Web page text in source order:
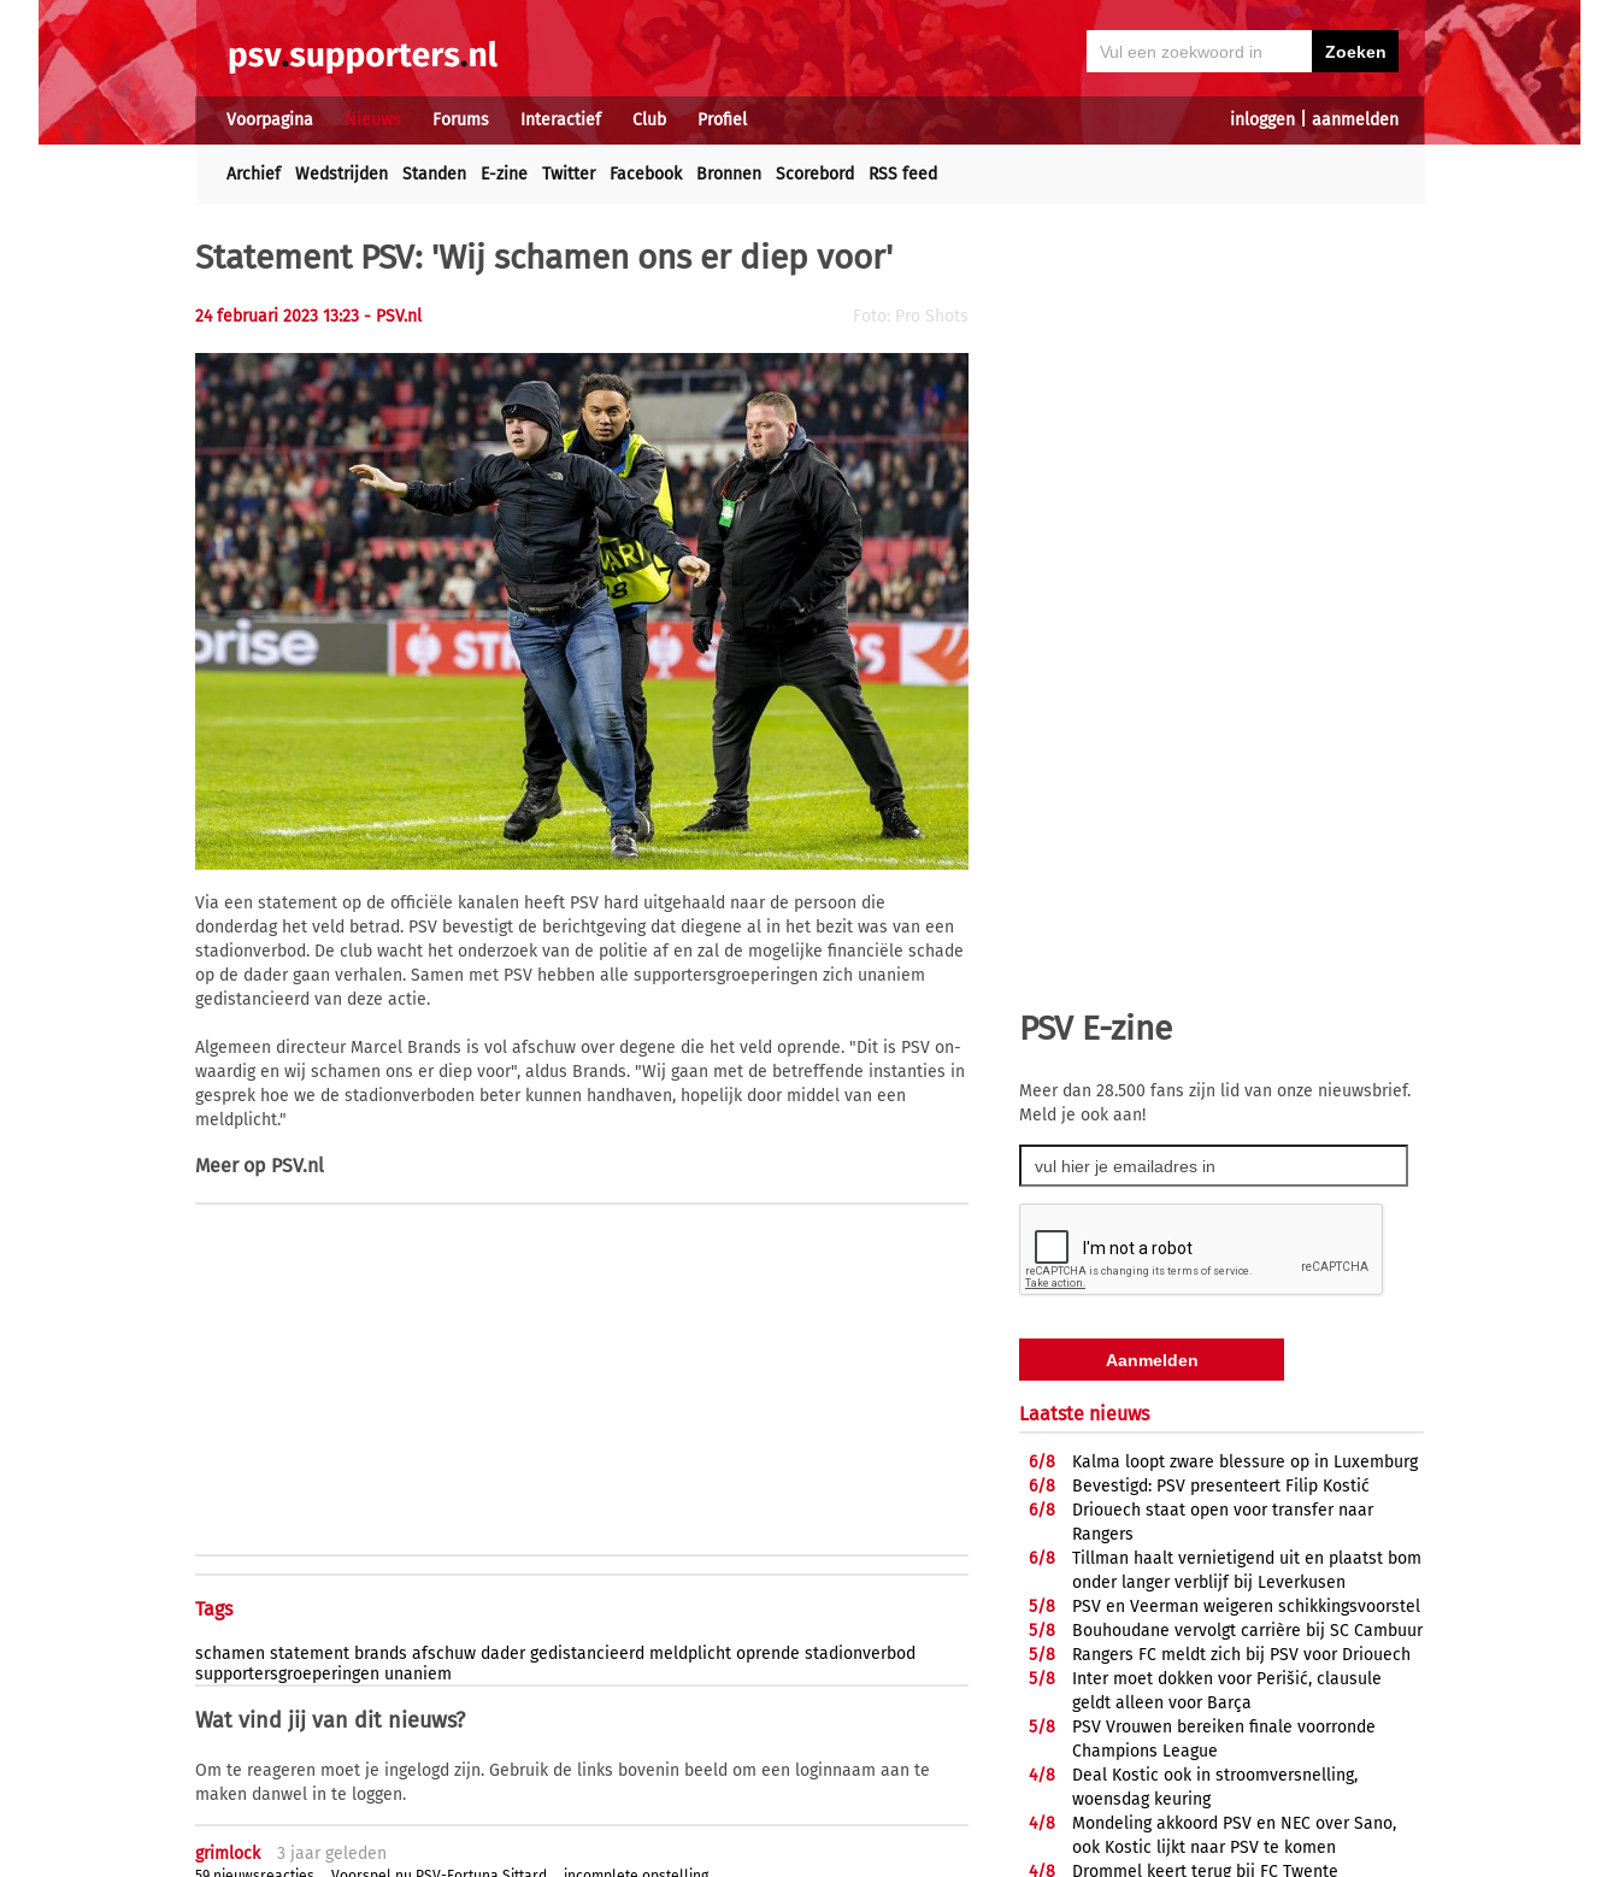
inloggen| aanmelden
Voorpagina Nieuws Forums Interactief Club Profiel
Archief Wedstrijden Standen E-zine Twitter Facebook Bronnen Scorebord RSS feed
Statement PSV: 'Wij schamen ons er diep voor'
24 februari 2023 13:23 - PSV.nl Foto: Pro Shots
Via een statement op de officiële kanalen heeft PSV hard uitgehaald naar de persoon die
donderdag het veld betrad. PSV bevestigt de berichtgeving dat diegene al in het bezit was van een
stadionverbod. De club wacht het onderzoek van de politie af en zal de mogelijke financiële schade
op de dader gaan verhalen. Samen met PSV hebben alle supportersgroeperingen zich unaniem
gedistancieerd van deze actie.
Algemeen directeur Marcel Brands is vol afschuw over degene die het veld oprende. "Dit is PSV on-
waardig en wij schamen ons er diep voor", aldus Brands. "Wij gaan met de betreffende instanties in
gesprek hoe we de stadionverboden beter kunnen handhaven, hopelijk door middel van een
meldplicht."
Meer op PSV.nl
Tags
schamen statement brands afschuw dader gedistancieerd meldplicht oprende stadionverbod
supportersgroeperingen unaniem
Wat vind jij van dit nieuws?
Om te reageren moet je ingelogd zijn. Gebruik de links bovenin beeld om een loginnaam aan te
maken danwel in te loggen.
grimlock 3 jaar geleden
PSV E-zine
Meer dan 28.500 fans zijn lid van onze nieuwsbrief.
Meld je ook aan!
Laatste nieuws
6/8
Kalma loopt zware blessure op in Luxemburg
6/8
Bevestigd: PSV presenteert Filip Kostić
6/8
Driouech staat open voor transfer naar
Rangers
6/8
Tillman haalt vernietigend uit en plaatst bom
onder langer verblijf bij Leverkusen
5/8
PSV en Veerman weigeren schikkingsvoorstel
5/8
Bouhoudane vervolgt carrière bij SC Cambuur
5/8
Rangers FC meldt zich bij PSV voor Driouech
5/8
Inter moet dokken voor Perišić, clausule
geldt alleen voor Barça
5/8
PSV Vrouwen bereiken finale voorronde
Champions League
4/8
Deal Kostic ook in stroomversnelling,
woensdag keuring
4/8
Mondeling akkoord PSV en NEC over Sano,
ook Kostic lijkt naar PSV te komen
4/8
Drommel keert terug bij FC Twente